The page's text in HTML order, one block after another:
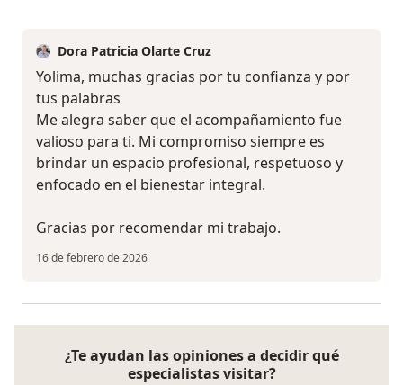
Dora Patricia Olarte Cruz
Yolima, muchas gracias por tu confianza y por
tus palabras
Me alegra saber que el acompañamiento fue
valioso para ti. Mi compromiso siempre es
brindar un espacio profesional, respetuoso y
enfocado en el bienestar integral.
Gracias por recomendar mi trabajo.
16 de febrero de 2026
¿Te ayudan las opiniones a decidir qué
especialistas visitar?